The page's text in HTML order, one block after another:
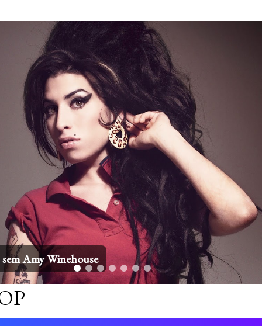
sem Amy Winehouse